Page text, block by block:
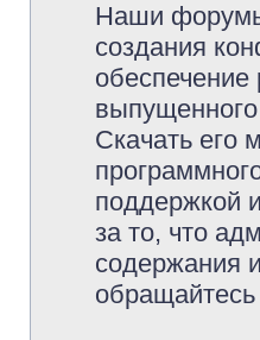
Наши форумы
создания
Скачать его
поддержкой
за то, что
содержания